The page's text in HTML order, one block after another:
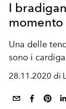
I
momento
Una delle
sono i
28.11.2020 di